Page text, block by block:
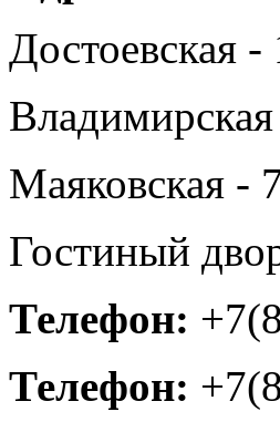
Достоевская
Маяковская -
Гостиный
Телефон:
Телефон: